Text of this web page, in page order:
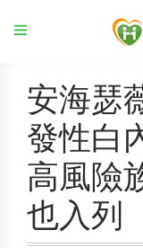
安海瑟
發性白
高風險
也入列